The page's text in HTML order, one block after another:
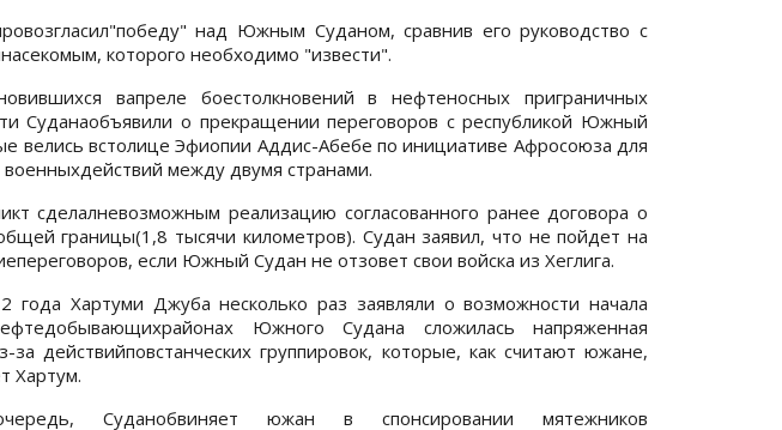
над Южным Суданом, сравнив его руководство с
которого необходимо "извести".
вапреле боестолкновений в нефтеносных приграничных
Суданаобъявили о прекращении переговоров с республикой Южный
велись встолице Эфиопии Аддис-Абебе по инициативе Афросоюза для
между двумя странами.
сделалневозможным реализацию согласованного ранее договора о
границы(1,8 тысячи километров). Судан заявил, что не пойдет на
если Южный Судан не отзовет свои войска из Хеглига.
года Хартуми Джуба несколько раз заявляли о возможности начала
Южного Судана сложилась напряженная
за действийповстанческих группировок, которые, как считают южане,
Хартум.
Суданобвиняет южан в спонсировании мятежников